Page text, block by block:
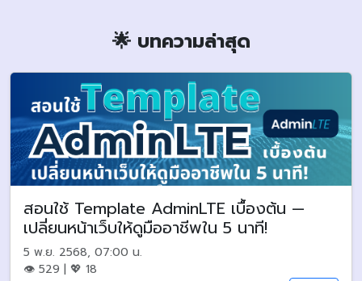
🌟 บทความล่าสุด
สอนใช้ Template AdminLTE เบื้องต้น —
เปลี่ยนหน้าเว็บให้ดูมืออาชีพใน 5 นาที!
5 พ.ย. 2568, 07:00 น.
👁 529 | 💖 18